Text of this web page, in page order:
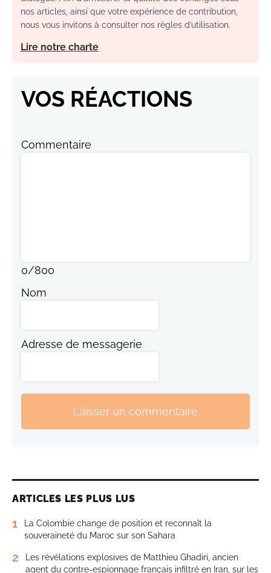
nos articles, ainsi que votre expérience de contribution,
nous vous invitons à consulter nos règles d’utilisation.
Lire notre charte
VOS RÉACTIONS
Commentaire
0/800
Nom
Adresse de messagerie
Laisser un commentaire
ARTICLES LES PLUS LUS
1
La Colombie change de position et reconnaît la
souveraineté du Maroc sur son Sahara
2
Les révélations explosives de Matthieu Ghadiri, ancien
agent du contre-espionnage français infiltré en Iran, sur les